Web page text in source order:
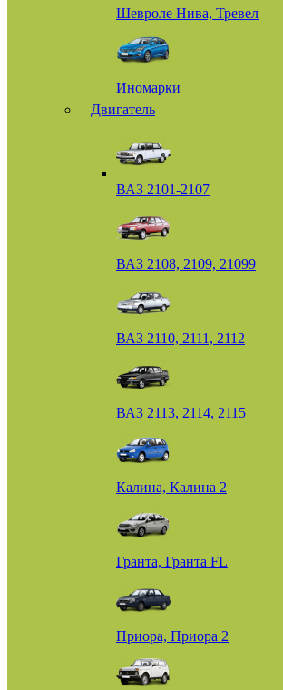
Шевроле Нива, Тревел
Иномарки
Двигатель
ВАЗ 2101-2107
ВАЗ 2108, 2109, 21099
ВАЗ 2110, 2111, 2112
ВАЗ 2113, 2114, 2115
Калина, Калина 2
Гранта, Гранта FL
Приора, Приора 2